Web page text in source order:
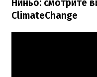
Ниньо: смотрите
ClimateChange